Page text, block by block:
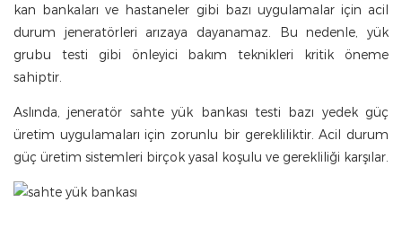
kan bankaları ve hastaneler gibi bazı uygulamalar için acil
durum jeneratörleri arızaya dayanamaz. Bu nedenle, yük
grubu testi gibi önleyici bakım teknikleri kritik öneme
sahiptir.
Aslında, jeneratör sahte yük bankası testi bazı yedek güç
üretim uygulamaları için zorunlu bir gerekliliktir. Acil durum
güç üretim sistemleri birçok yasal koşulu ve gerekliliği karşılar.